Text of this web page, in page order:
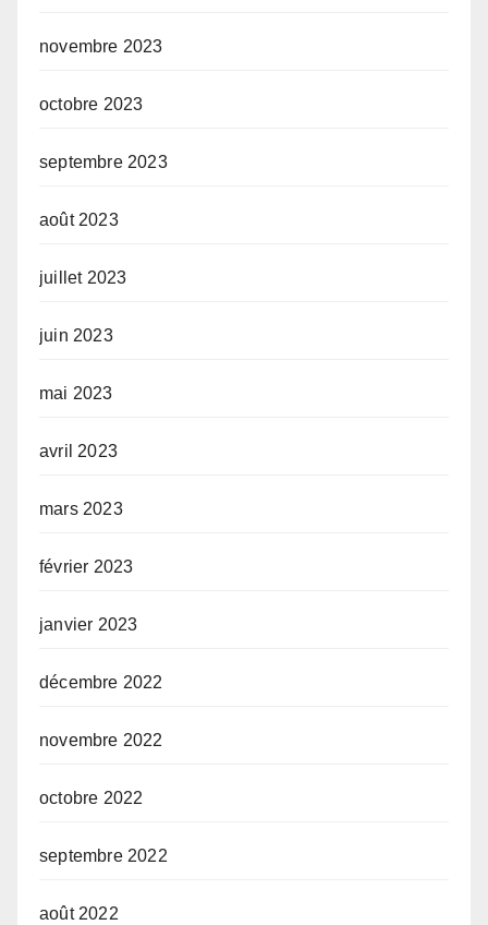
novembre 2023
octobre 2023
septembre 2023
août 2023
juillet 2023
juin 2023
mai 2023
avril 2023
mars 2023
février 2023
janvier 2023
décembre 2022
novembre 2022
octobre 2022
septembre 2022
août 2022